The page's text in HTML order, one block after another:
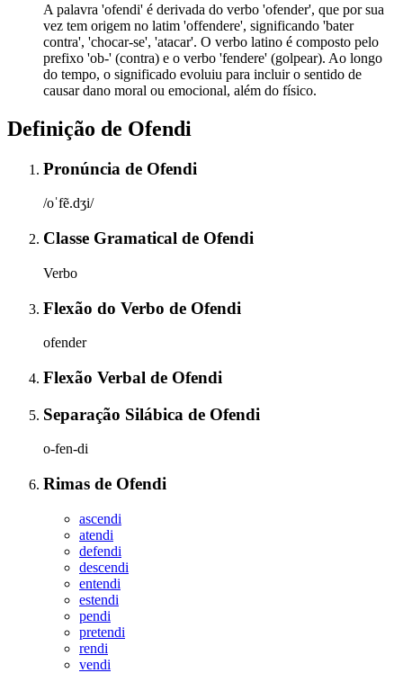
A palavra 'ofendi' é derivada do verbo 'ofender', que por sua
vez tem origem no latim 'offendere', significando 'bater
contra', 'chocar-se', 'atacar'. O verbo latino é composto pelo
prefixo 'ob-' (contra) e o verbo 'fendere' (golpear). Ao longo
do tempo, o significado evoluiu para incluir o sentido de
causar dano moral ou emocional, além do físico.
Definição de Ofendi
Pronúncia de Ofendi
/oˈfẽ.dʒi/
Classe Gramatical de Ofendi
Verbo
Flexão do Verbo de Ofendi
ofender
Flexão Verbal de Ofendi
Separação Silábica de Ofendi
o-fen-di
Rimas de Ofendi
ascendi
atendi
defendi
descendi
entendi
estendi
pendi
pretendi
rendi
vendi